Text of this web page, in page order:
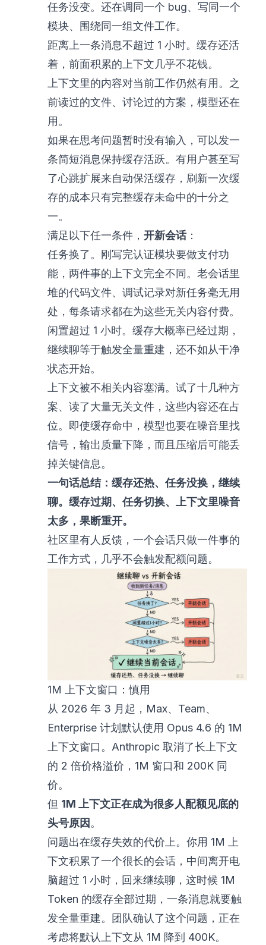
任务没变。还在调同一个 bug、写同一个
模块、围绕同一组文件工作。
距离上一条消息不超过 1 小时。缓存还活
着，前面积累的上下文几乎不花钱。
上下文里的内容对当前工作仍然有用。之
前读过的文件、讨论过的方案，模型还在
用。
如果在思考问题暂时没有输入，可以发一
条简短消息保持缓存活跃。有用户甚至写
了心跳扩展来自动保活缓存，刷新一次缓
存的成本只有完整缓存未命中的十分之
一。
满足以下任一条件， 开新会话：
任务换了。刚写完认证模块要做支付功
能，两件事的上下文完全不同。老会话里
堆的代码文件、调试记录对新任务毫无用
处，每条请求都在为这些无关内容付费。
闲置超过 1 小时。缓存大概率已经过期，
继续聊等于触发全量重建，还不如从干净
状态开始。
上下文被不相关内容塞满。试了十几种方
案、读了大量无关文件，这些内容还在占
位。即使缓存命中，模型也要在噪音里找
信号，输出质量下降，而且压缩后可能丢
掉关键信息。
一句话总结：缓存还热、任务没换，继续
聊。缓存过期、任务切换、上下文里噪音
太多，果断重开。
社区里有人反馈，一个会话只做一件事的
工作方式，几乎不会触发配额问题。
1M 上下文窗口：慎用
从 2026 年 3 月起，Max、Team、
Enterprise 计划默认使用 Opus 4.6 的 1M
上下文窗口。Anthropic 取消了长上下文
的 2 倍价格溢价，1M 窗口和 200K 同
价。
但 1M 上下文正在成为很多人配额见底的
头号原因。
问题出在缓存失效的代价上。你用 1M 上
下文积累了一个很长的会话，中间离开电
脑超过 1 小时，回来继续聊，这时候 1M
Token 的缓存全部过期，一条消息就要触
发全量重建。团队确认了这个问题，正在
考虑将默认上下文从 1M 降到 400K。